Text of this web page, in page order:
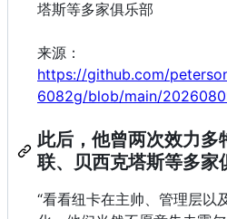
塔斯等多家俱乐部
来源：
https://github.com/
6082g/blob/main/
此后，他曾两次效力多
联、贝西克塔斯等多家
“看看纽卡在主帅、管理层以